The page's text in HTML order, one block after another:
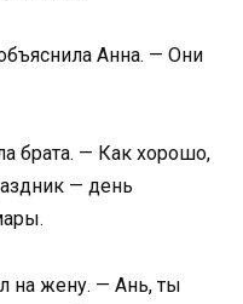
Анна. — Они
брата. — Как хорошо,
— день
на жену. — Ань, ты